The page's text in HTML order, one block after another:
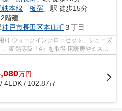
鉄本線 「板宿 」駅 徒歩15分
階建
神戸市長田区本庄町３丁目
可 ウォークインクローゼット、シューズ
、断熱等級「4」を取得 床暖房やミスト
万円
4LDK / 102.87㎡